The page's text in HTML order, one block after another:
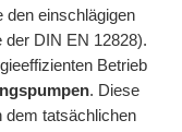
den einschlägigen
DIN EN 12828).
Betrieb
. Diese
dem tatsächlichen